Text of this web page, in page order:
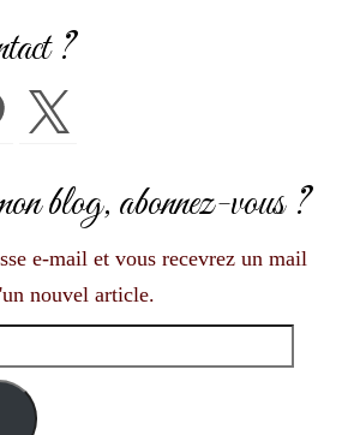
?
X
blog, abonnez-vous ?
e-mail et vous recevrez un mail
nouvel article.